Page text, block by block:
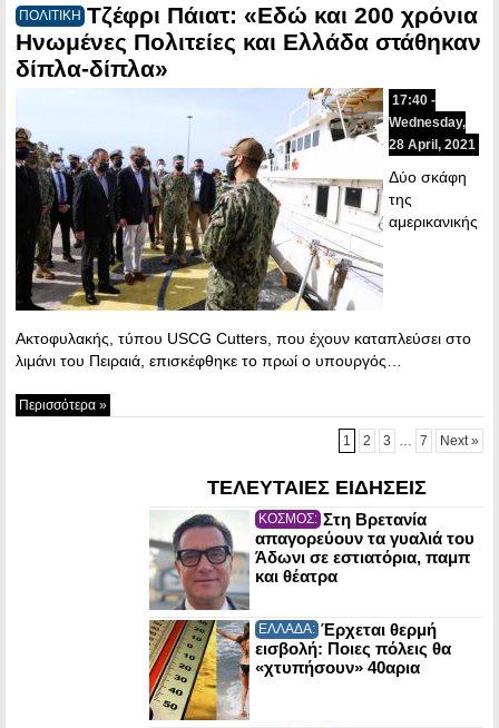
ΠΟΛΙΤΙΚΗ Τζέφρι Πάιατ: «Εδώ και 200 χρόνια
Ηνωμένες Πολιτείες και Ελλάδα στάθηκαν
δίπλα-δίπλα»
17:40 -
Wednesday,
28 April, 2021
Δύο σκάφη
της
αμερικανικής
Ακτοφυλακής, τύπου USCG Cutters, που έχουν καταπλεύσει στο
λιμάνι του Πειραιά, επισκέφθηκε το πρωί ο υπουργός…
Περισσότερα »
1 2 3 7 Next »
ΤΕΛΕΥΤΑΙΕΣ ΕΙΔΗΣΕΙΣ
ΚΟΣΜΟΣ: Στη Βρετανία
απαγορεύουν τα γυαλιά του
Άδωνι σε εστιατόρια, παμπ
και θέατρα
ΕΛΛΑΔΑ: Έρχεται θερμή
εισβολή: Ποιες πόλεις θα
«χτυπήσουν» 40αρια